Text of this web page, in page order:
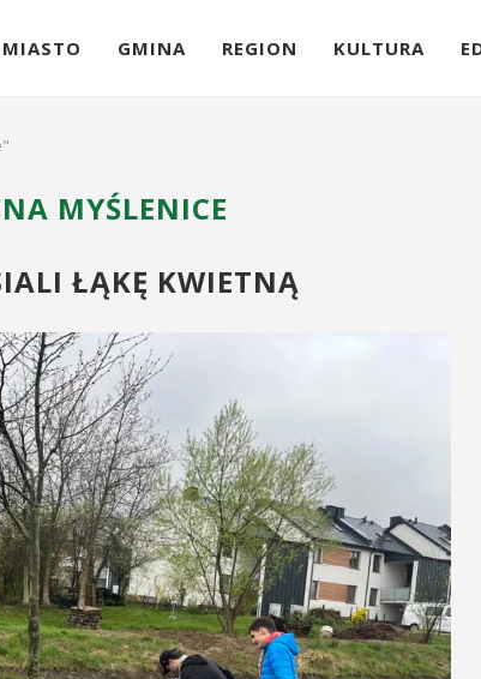
MIASTO GMINA REGION KULTURA
MYŚLENICE
ŁĄKĘ KWIETNĄ